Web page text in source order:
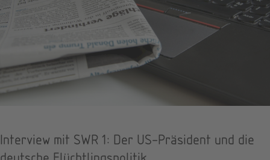
Interview mit SWR 1: Der US-Präsident und die